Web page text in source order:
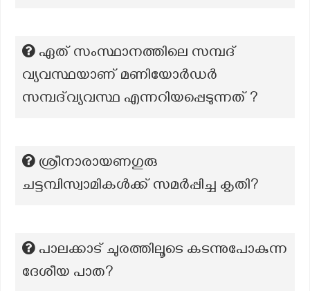
ഏത് സംസ്ഥാനത്തിലെ സമ്പദ്
വ്യവസ്ഥയാണ് മണിയോർഡർ
സമ്പദ്‌വ്യവസ്ഥ എന്നറിയപ്പെടുന്നത് ?
ശ്രീനാരായണഗുരു
ചട്ടമ്പിസ്വാമികള്‍ക്ക് സമര്‍‍പ്പിച്ച കൃതി?
പാലക്കാട് ചുരത്തിലൂടെ കടന്നുപോകുന്ന
ദേശീയ പാത?